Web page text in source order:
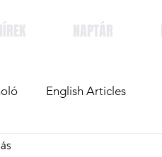
NAPTÁR
English Articles